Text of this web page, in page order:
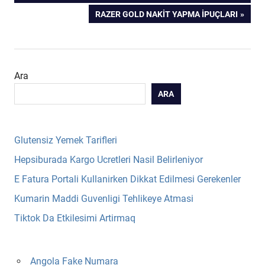
gezinmesi
NEXT
POST:
RAZER GOLD NAKIT YAPMA İPUÇLARI
Ara
ARA
Glutensiz Yemek Tarifleri
Hepsiburada Kargo Ucretleri Nasil Belirleniyor
E Fatura Portali Kullanirken Dikkat Edilmesi Gerekenler
Kumarin Maddi Guvenligi Tehlikeye Atmasi
Tiktok Da Etkilesimi Artirmaq
Angola Fake Numara